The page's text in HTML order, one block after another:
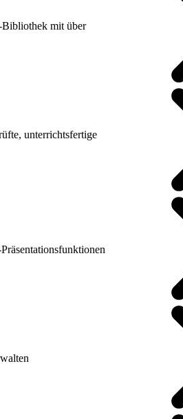
Bibliothek mit über
unterrichtsfertige